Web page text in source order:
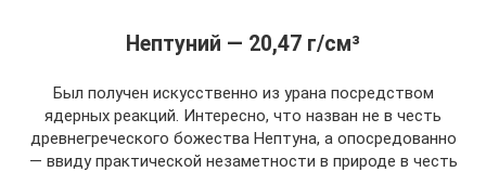
Нептуний — 20,47 г/см³
Был получен искусственно из урана посредством
ядерных реакций. Интересно, что назван не в честь
древнегреческого божества Нептуна, а опосредованно
— ввиду практической незаметности в природе в честь